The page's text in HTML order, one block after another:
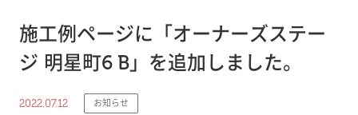
施工例ページに「オーナーズステー
ジ 明星町6 B」を追加しました。
2022.07.12 お知らせ